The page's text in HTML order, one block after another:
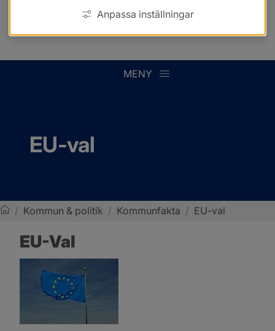
MENY
EU-val
/ Kommun & politik / Kommunfakta / EU-val
EU-Val
Anpassa inställningar